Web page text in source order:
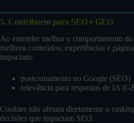
5. Contribuem para SEO e GEO
Ao entender melhor o comportamento
melhora conteúdos, experiências e
impactam:
posicionamento no Google (SEO)
relevância para respostas de IA
Cookies não afetam diretamente o
decisões que impactam SEO.